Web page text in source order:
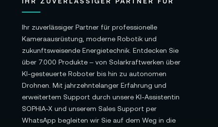
Ihr zuverlässiger Partner für professionelle
Kameraausrüstung, moderne Robotik und
zukunftsweisende Energietechnik. Entdecken Sie
über 7.000 Produkte – von Solarkraftwerken über
KI-gesteuerte Roboter bis hin zu autonomen
Drohnen. Mit jahrzehntelanger Erfahrung und
erweitertem Support durch unsere KI-Assistentin
SOPHIA-X und unserem Sales Support per
WhatsApp begleiten wir Sie auf dem Weg in die